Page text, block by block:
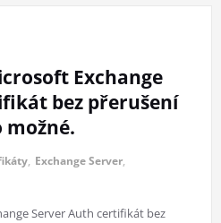
Exchange
bez přerušení
možné.
, Exchange Server,
Server Auth certifikát bez